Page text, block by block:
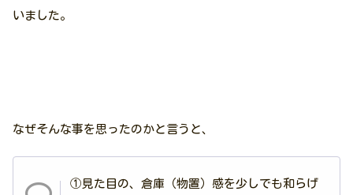
いました。
なぜそんな事を思ったのかと言うと、
①見た目の、倉庫（物置）感を少しでも和らげ